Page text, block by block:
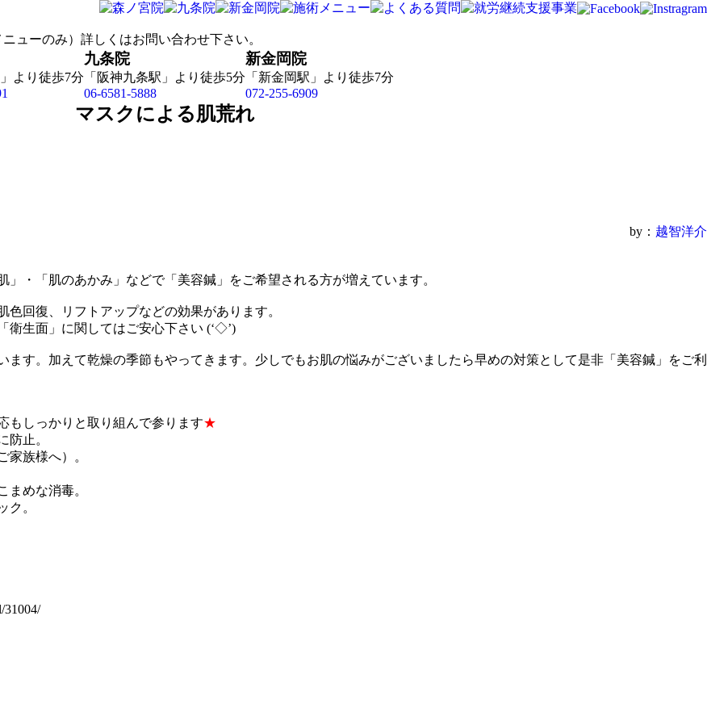
より徒歩7分
九条院
「阪神九条駅」より徒歩5分
06-6581-5888
新金岡院
「新金岡駅」より徒歩7分
072-255-6909
マスクによる肌荒れ
by： 越智洋介
・「肌のあかみ」などで「美容鍼」をご希望される方が増えています。
回復、リフトアップなどの効果があります。
生面」に関してはご安心下さい (‘◇’)ゞ
す。加えて乾燥の季節もやってきます。少しでもお肌の悩みがございましたら早めの対策として是非「美容鍼」をご利
もしっかりと取り組んで参ります★
防止。
族様へ）。
めな消毒。
ク。
31004/